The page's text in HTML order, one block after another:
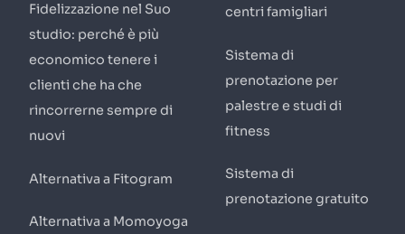
Fidelizzazione nel Suo
studio: perché è più
economico tenere i
clienti che ha che
rincorrerne sempre di
nuovi
Alternativa a Fitogram
Alternativa a Momoyoga
centri famigliari
Sistema di
prenotazione per
palestre e studi di
fitness
Sistema di
prenotazione gratuito